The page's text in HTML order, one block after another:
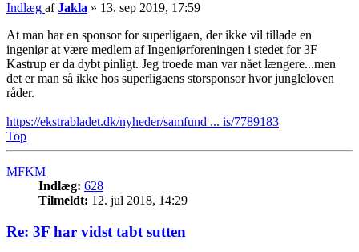
Indlæg afJakla » 13. sep 2019, 17:59
At man har en sponsor for superligaen, der ikke vil tillade en
ingeniør at være medlem af Ingeniørforeningen i stedet for 3F
Kastrup er da dybt pinligt. Jeg troede man var nået længere...men
det er man så ikke hos superligaens storsponsor hvor jungleloven
råder.
https://ekstrabladet.dk/nyheder/samfund ... is/7789183
Top
MFKM
Indlæg: 628
Tilmeldt: 12. jul 2018, 14:29
Re: 3F har vidst tabt sutten